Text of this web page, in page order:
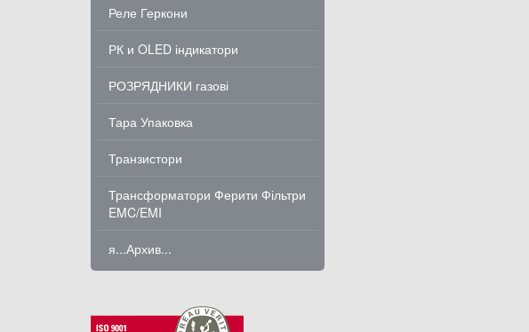
Реле Геркони
РК и OLED індикатори
РОЗРЯДНИКИ газові
Тара Упаковка
Транзистори
Трансформатори Ферити Фільтри
EMC/EMI
я...Архив...